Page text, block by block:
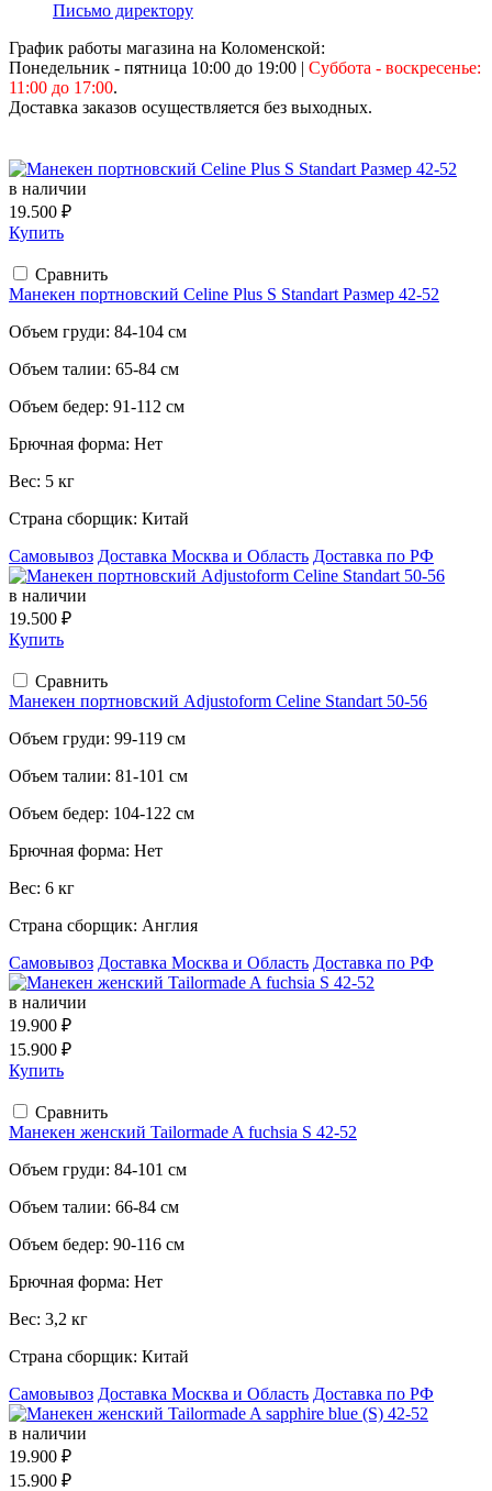
Письмо директору
График работы магазина на Коломенской:
Понедельник - пятница 10:00 до 19:00 | Суббота - воскресенье:
11:00 до 17:00.
Доставка заказов осуществляется без выходных.
в наличии
19.500 ₽
Купить
Сравнить
Манекен портновский Celine Plus S Standart Размер 42-52
Объем груди: 84-104 см
Объем талии: 65-84 см
Объем бедер: 91-112 см
Брючная форма: Нет
Вес: 5 кг
Страна сборщик: Китай
Самовывоз Доставка Москва и Область Доставка по РФ
в наличии
19.500 ₽
Купить
Сравнить
Манекен портновский Adjustoform Celine Standart 50-56
Объем груди: 99-119 см
Объем талии: 81-101 см
Объем бедер: 104-122 см
Брючная форма: Нет
Вес: 6 кг
Страна сборщик: Англия
Самовывоз Доставка Москва и Область Доставка по РФ
в наличии
19.900 ₽
15.900 ₽
Купить
Сравнить
Манекен женский Tailormade A fuchsia S 42-52
Объем груди: 84-101 см
Объем талии: 66-84 см
Объем бедер: 90-116 см
Брючная форма: Нет
Вес: 3,2 кг
Страна сборщик: Китай
Самовывоз Доставка Москва и Область Доставка по РФ
в наличии
19.900 ₽
15.900 ₽